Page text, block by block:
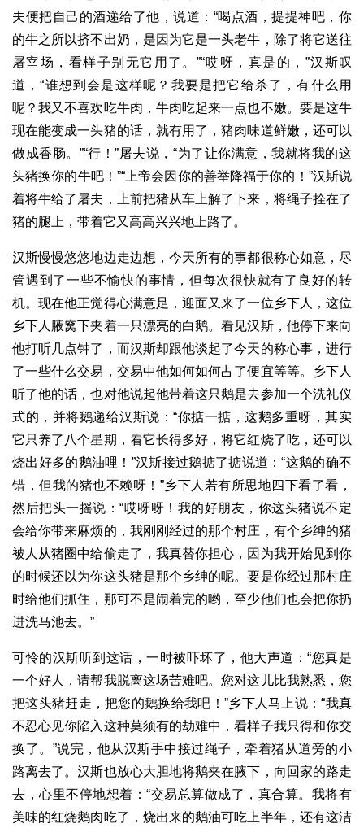
夫便把自己的酒递给了他，说道：“喝点酒，提提神吧，你
的牛之所以挤不出奶，是因为它是一头老牛，除了将它送往
屠宰场，看样子别无它用了。”“哎呀，真是的，”汉斯叹
道，“谁想到会是这样呢？我要是把它给杀了，有什么用
呢？我又不喜欢吃牛肉，牛肉吃起来一点也不嫩。要是这牛
现在能变成一头猪的话，就有用了，猪肉味道鲜嫩，还可以
做成香肠。”“行！”屠夫说，“为了让你满意，我就将我的这
头猪换你的牛吧！”“上帝会因你的善举降福于你的！”汉斯说
着将牛给了屠夫，上前把猪从车上解了下来，将绳子拴在了
猪的腿上，带着它又高高兴兴地上路了。
汉斯慢慢悠悠地边走边想，今天所有的事都很称心如意，尽
管遇到了一些不愉快的事情，但每次很快就有了良好的转
机。现在他正觉得心满意足，迎面又来了一位乡下人，这位
乡下人腋窝下夹着一只漂亮的白鹅。看见汉斯，他停下来向
他打听几点钟了，而汉斯却跟他谈起了今天的称心事，进行
了一些什么交易，交易中他如何如何占了便宜等等。乡下人
听了他的话，也对他说起他带着这只鹅是去参加一个洗礼仪
式的，并将鹅递给汉斯说：“你掂一掂，这鹅多重呀，其实
它只养了八个星期，看它长得多好，将它红烧了吃，还可以
烧出好多的鹅油哩！”汉斯接过鹅掂了掂说道：“这鹅的确不
错，但我的猪也不赖呀！”乡下人若有所思地四下看了看，
然后把头一摇说：“哎呀呀！我的好朋友，你这头猪说不定
会给你带来麻烦的，我刚刚经过的那个村庄，有个乡绅的猪
被人从猪圈中给偷走了，我真替你担心，因为我开始见到你
的时候还以为你这头猪是那个乡绅的呢。要是你经过那村庄
时给他们抓住，那可不是闹着完的哟，至少他们也会把你扔
进洗马池去。”
可怜的汉斯听到这话，一时被吓坏了，他大声道：“您真是
一个好人，请帮我脱离这场苦难吧。您对这儿比我熟悉，您
把这头猪赶走，把您的鹅换给我吧！”乡下人马上说：“我真
不忍心见你陷入这种莫须有的劫难中，看样子我只得和你交
换了。”说完，他从汉斯手中接过绳子，牵着猪从道旁的小
路离去了。汉斯也放心大胆地将鹅夹在腋下，向回家的路走
去，心里不停地想着：“交易总算做成了，真合算。我将有
美味的红烧鹅肉吃了，烧出来的鹅油可吃上半年，还有这洁